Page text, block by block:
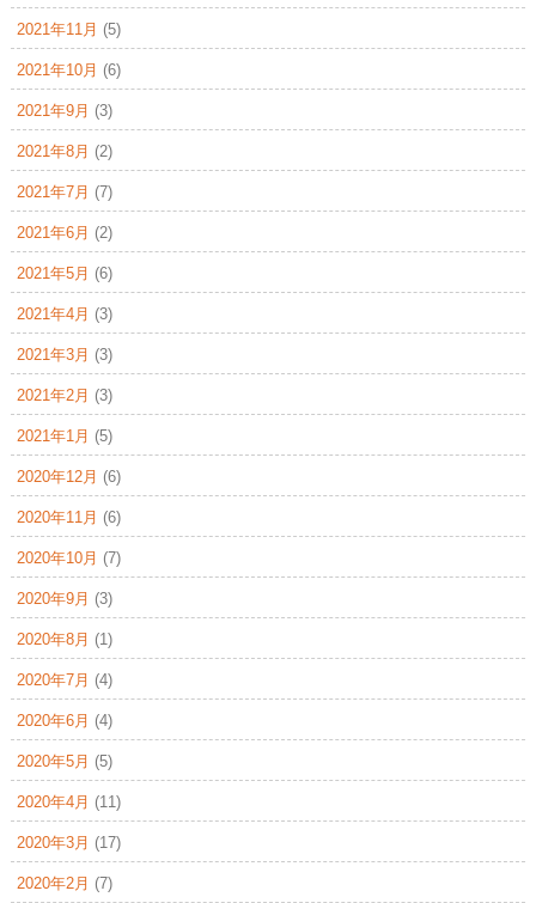
2021年11月 (5)
2021年10月 (6)
2021年9月 (3)
2021年8月 (2)
2021年7月 (7)
2021年6月 (2)
2021年5月 (6)
2021年4月 (3)
2021年3月 (3)
2021年2月 (3)
2021年1月 (5)
2020年12月 (6)
2020年11月 (6)
2020年10月 (7)
2020年9月 (3)
2020年8月 (1)
2020年7月 (4)
2020年6月 (4)
2020年5月 (5)
2020年4月 (11)
2020年3月 (17)
2020年2月 (7)